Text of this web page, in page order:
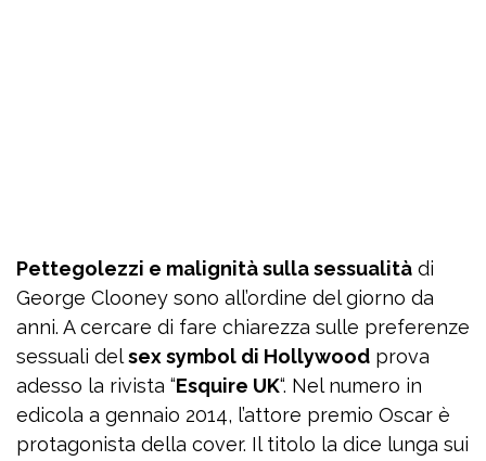
Pettegolezzi e malignità sulla sessualità di
George Clooney sono all’ordine del giorno da
anni. A cercare di fare chiarezza sulle preferenze
sessuali delsex symbol di Hollywood prova
adesso la rivista “Esquire UK“. Nel numero in
edicola a gennaio 2014, l’attore premio Oscar è
protagonista della cover. Il titolo la dice lunga sui